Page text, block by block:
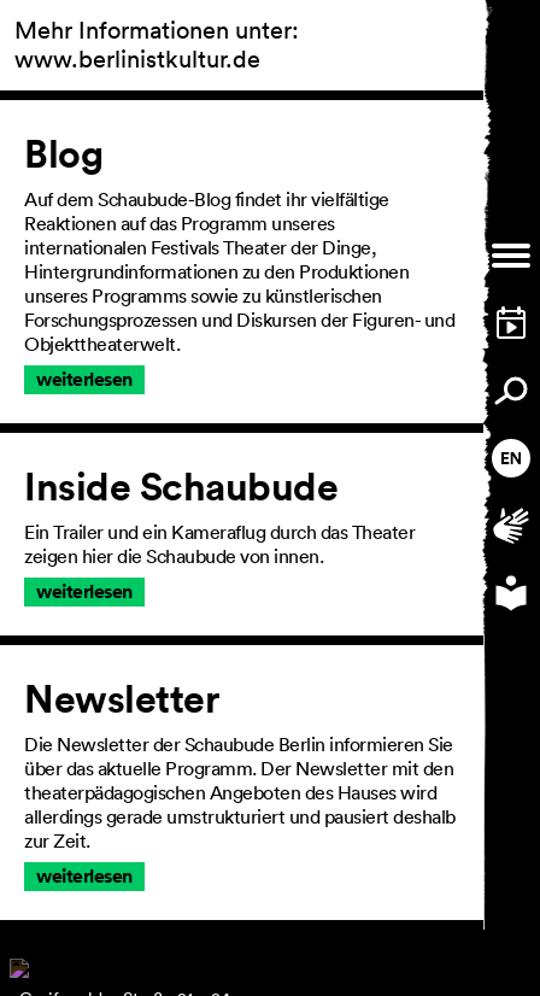
AGB
Impressum
Barrierefreiheitserklärung
Mehr Informationen unter:
www.berlinistkultur.de
Artikel
Blog
Auf dem Schaubude-Blog findet ihr vielfältige
Reaktionen auf das Programm unseres
internationalen Festivals Theater der Dinge,
Hintergrundinformationen zu den Produktionen
unseres Programms sowie zu künstlerischen
Forschungsprozessen und Diskursen der Figuren- und
Objekttheaterwelt.
weiterlesen
Inside Schaubude
Ein Trailer und ein Kameraflug durch das Theater
zeigen hier die Schaubude von innen.
weiterlesen
Newsletter
Die Newsletter der Schaubude Berlin informieren Sie
über das aktuelle Programm. Der Newsletter mit den
theaterpädagogischen Angeboten des Hauses wird
allerdings gerade umstrukturiert und pausiert deshalb
zur Zeit.
weiterlesen